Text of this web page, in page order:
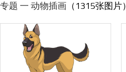
专题 一 动物插画 （1315张图片）